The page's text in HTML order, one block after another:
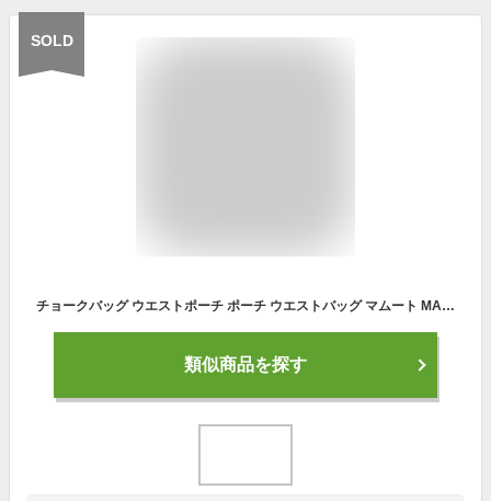
SOLD
チョークバッグ ウエストポーチ ポーチ ウエストバッグ マムート MAMMUT アウトドア ジムベーシックチョークバッグ クライミング クライミングギア 登山 ボルダリング 滑り止め チョーク 軽量 巾着 ショルダーバッグ 小物入れ 普段使い 腰付 キャンプ Gym Basic Chalk Bag
類似商品を探す